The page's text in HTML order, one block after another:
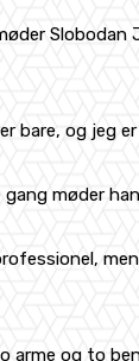
bare, og
møder
arme og to